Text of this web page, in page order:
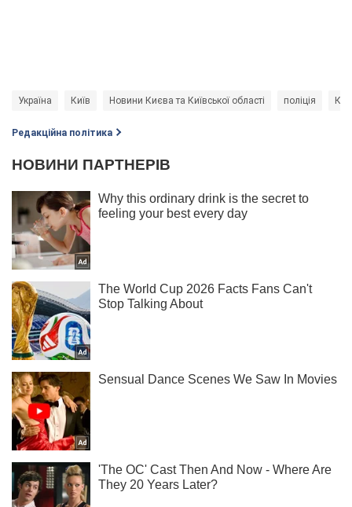
Україна Київ Новини Києва та Київської області поліція
Редакційна політика